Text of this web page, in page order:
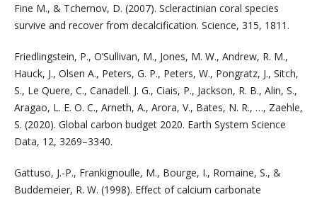
Fine M., & Tchernov, D. (2007). Scleractinian coral species
survive and recover from decalcification. Science, 315, 1811.
Friedlingstein, P., O’Sullivan, M., Jones, M. W., Andrew, R. M.,
Hauck, J., Olsen A., Peters, G. P., Peters, W., Pongratz, J., Sitch,
S., Le Quere, C., Canadell. J. G., Ciais, P., Jackson, R. B., Alin, S.,
Aragao, L. E. O. C., Arneth, A., Arora, V., Bates, N. R., …, Zaehle,
S. (2020). Global carbon budget 2020. Earth System Science
Data, 12, 3269–3340.
Gattuso, J.-P., Frankignoulle, M., Bourge, I., Romaine, S., &
Buddemeier, R. W. (1998). Effect of calcium carbonate